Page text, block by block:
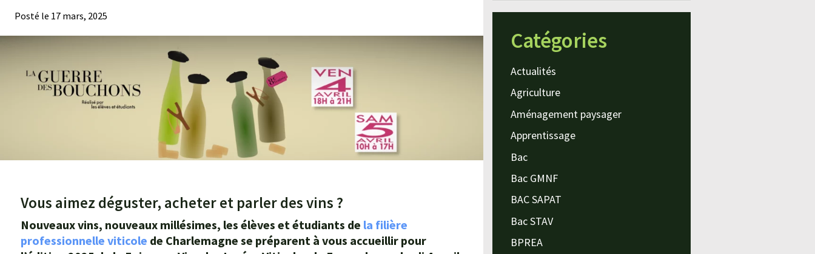
Posté le 17 mars, 2025
Vous aimez déguster, acheter et parler des vins ?
Nouveaux vins, nouveaux millésimes, les élèves et étudiants de la filière
professionnelle viticole de Charlemagne se préparent à vous accueillir pour
Catégories
Actualités
Agriculture
Aménagement paysager
Apprentissage
Bac
Bac GMNF
BAC SAPAT
Bac STAV
BPREA